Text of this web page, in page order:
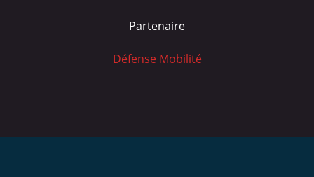
Partenaire
Défense Mobilité